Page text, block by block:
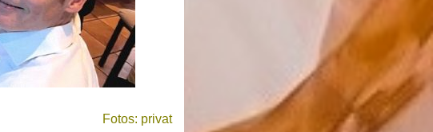
Fotos: privat